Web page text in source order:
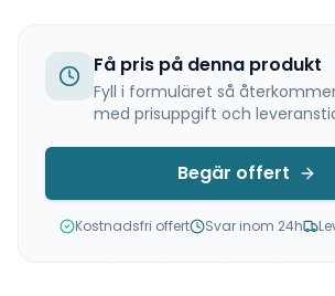
Få pris på denna produkt
Fyll i formuläret så
med prisuppgift och
Begär offert
Kostnadsfri offert Svar inom 24h